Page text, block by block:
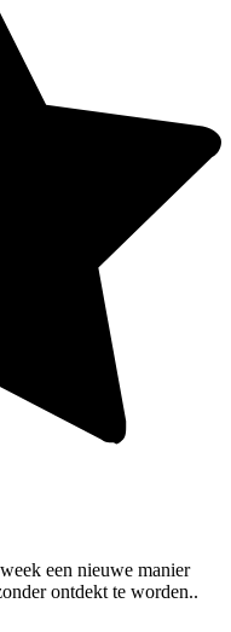
een nieuwe manier
ontdekt te worden..